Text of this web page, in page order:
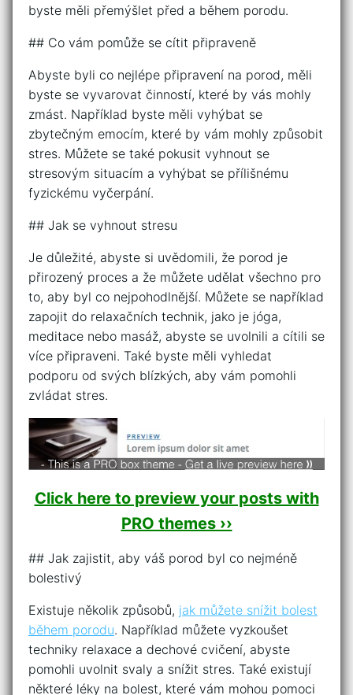
byste měli přemýšlet před a během porodu.
## Co vám pomůže se cítit připraveně
Abyste byli co nejlépe připravení na porod, měli
byste se vyvarovat činností, které by vás mohly
zmást. Například byste měli vyhýbat se
zbytečným emocím, které by vám mohly způsobit
stres. Můžete se také pokusit vyhnout se
stresovým situacím a vyhýbat se přílišnému
fyzickému vyčerpání.
## Jak se vyhnout stresu
Je důležité, abyste si uvědomili, že porod je
přirozený proces a že můžete udělat všechno pro
to, aby byl co nejpohodlnější. Můžete se například
zapojit do relaxačních technik, jako je jóga,
meditace nebo masáž, abyste se uvolnili a cítili se
více připraveni. Také byste měli vyhledat
podporu od svých blízkých, aby vám pomohli
zvládat stres.
Click here to preview your posts with
PRO themes ››
## Jak zajistit, aby váš porod byl co nejméně
bolestivý
Existuje několik způsobů, jak můžete snížit bolest
během porodu. Například můžete vyzkoušet
techniky relaxace a dechové cvičení, abyste
pomohli uvolnit svaly a snížit stres. Také existují
některé léky na bolest, které vám mohou pomoci